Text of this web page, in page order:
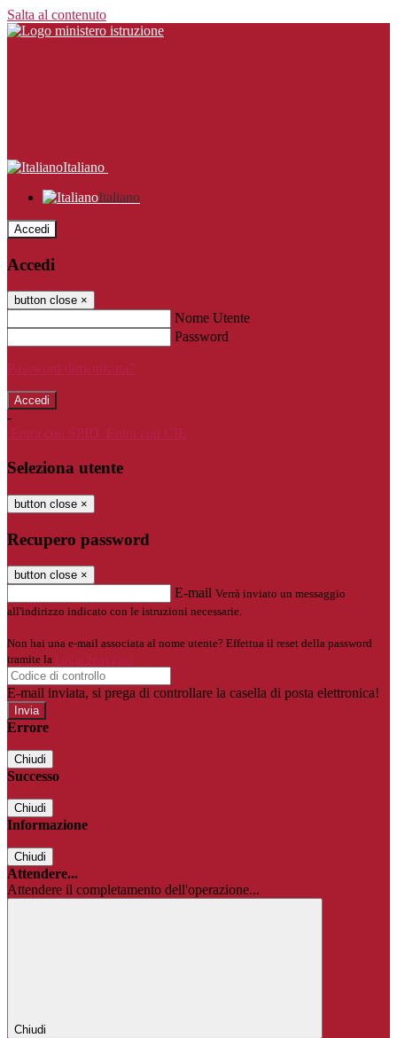
Salta al contenuto
Italiano
Italiano
Accedi
Accedi
button close ×
Nome Utente
Password
Password dimenticata?
-
Entra con SPID
Entra con CIE
Seleziona utente
button close ×
Recupero password
button close ×
E-mail Verrà inviato un messaggio
all'indirizzo indicato con le istruzioni necessarie.
Non hai una e-mail associata al nome utente? Effettua il reset della password
tramite la
Login Spaggiari
E-mail inviata, si prega di controllare la casella di posta elettronica!
Errore
Chiudi
Successo
Chiudi
Informazione
Chiudi
Attendere...
Attendere il completamento dell'operazione...
Chiudi